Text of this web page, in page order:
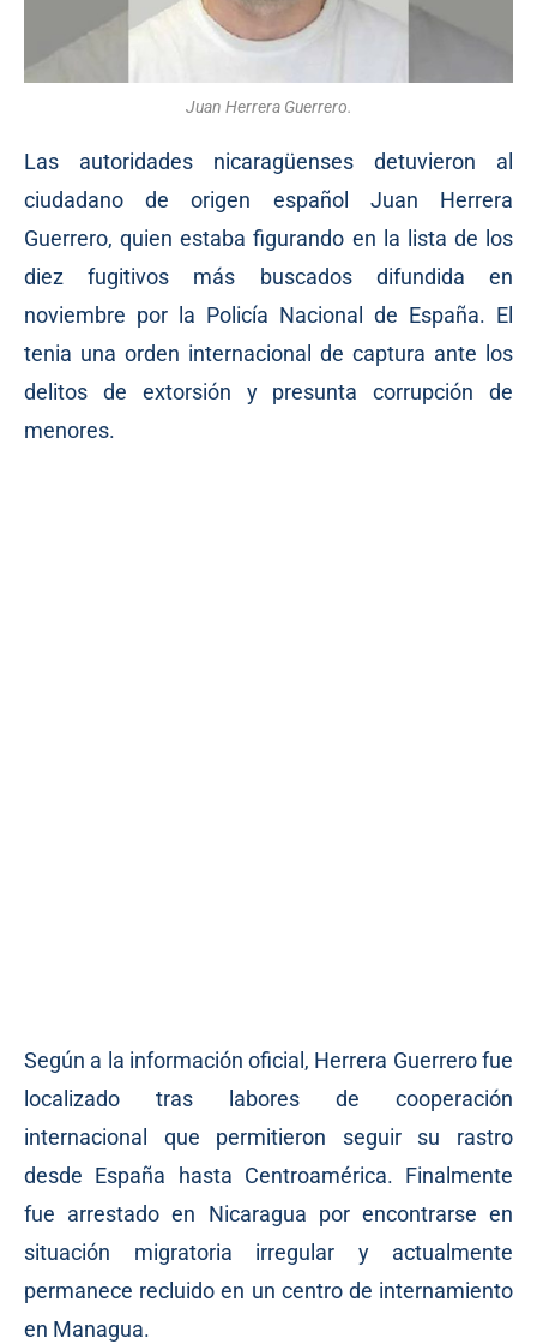
Juan Herrera Guerrero.
Las autoridades nicaragüenses detuvieron al
ciudadano de origen español Juan Herrera
Guerrero, quien estaba figurando en la lista de los
diez fugitivos más buscados difundida en
noviembre por la Policía Nacional de España. El
tenia una orden internacional de captura ante los
delitos de extorsión y presunta corrupción de
menores.
Según a la información oficial, Herrera Guerrero fue
localizado tras labores de cooperación
internacional que permitieron seguir su rastro
desde España hasta Centroamérica. Finalmente
fue arrestado en Nicaragua por encontrarse en
situación migratoria irregular y actualmente
permanece recluido en un centro de internamiento
en Managua.